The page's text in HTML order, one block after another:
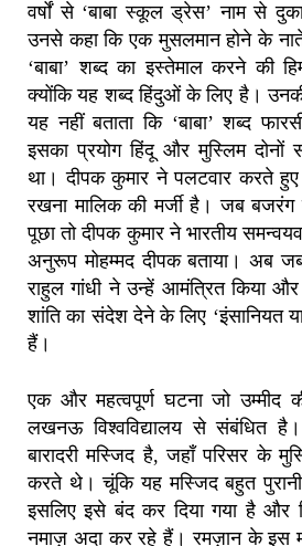
वर्षों से ‘बाबा स्कूल ड्रेस’ नाम से
उनसे कहा कि एक मुसलमान होने के
‘बाबा’ शब्द का इस्तेमाल करने की
क्योंकि यह शब्द हिंदुओं के लिए है।
यह नहीं बताता कि ‘बाबा’ शब्द
इसका प्रयोग हिंदू और मुस्लिम दोनों
था। दीपक कुमार ने पलटवार करते
रखना मालिक की मर्जी है। जब
पूछा तो दीपक कुमार ने भारतीय
अनुरूप मोहम्मद दीपक बताया। अब
राहुल गांधी ने उन्हें आमंत्रित किया
शांति का संदेश देने के लिए ‘इंसानियत
हैं।
एक और महत्वपूर्ण घटना जो उम्मीद
लखनऊ विश्वविद्यालय से संबंधित
बारादरी मस्जिद है, जहाँ परिसर के
करते थे। चूंकि यह मस्जिद बहुत
इसलिए इसे बंद कर दिया गया है और
नमाज़ अदा कर रहे हैं। रमज़ान के इस